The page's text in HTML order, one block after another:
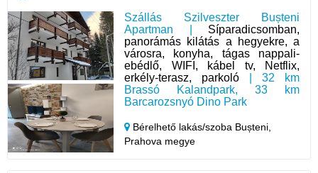
Szállás Szilveszter Bușteni
Apartman | Síparadicsomban,
panorámás kilátás a hegyekre, a
városra, konyha, tágas nappali-
ebédlő, WIFI, kábel tv, Netflix,
erkély-terasz, parkoló | 32 km
Brassó Kalandpark, 33 km
Barcarozsnyó Dino Park
Bérelhető lakás/szoba Bușteni,
Prahova megye